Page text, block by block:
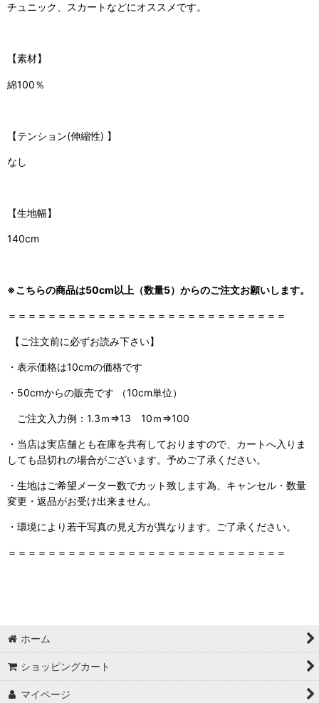
チュニック、スカートなどにオススメです。
【素材】
綿100％
【テンション(伸縮性) 】
なし
【生地幅】
140cm
※こちらの商品は50cm以上（数量5）からのご注文お願いします。
＝＝＝＝＝＝＝＝＝＝＝＝＝＝＝＝＝＝＝＝＝＝＝＝＝＝＝＝
【ご注文前に必ずお読み下さい】
・表示価格は10cmの価格です
・50cmからの販売です （10cm単位）
ご注文入力例：1.3ｍ⇒13 10ｍ⇒100
・当店は実店舗とも在庫を共有しておりますので、 カートへ入りま
しても品切れの場合がございます。予めご了承ください。
・生地はご希望メーター数でカット致します為、キャンセル・数量
変更・返品がお受け出来ません。
・環境により若干写真の見え方が異なります。ご了承ください。
＝＝＝＝＝＝＝＝＝＝＝＝＝＝＝＝＝＝＝＝＝＝＝＝＝＝＝＝
ホーム
ショッピングカート
マイページ